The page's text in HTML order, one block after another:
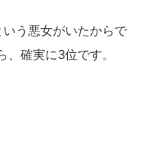
う悪女がいたからで
確実に3位です。